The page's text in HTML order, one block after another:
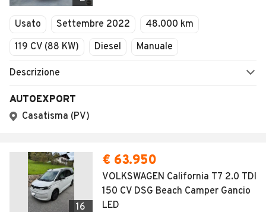
Usato Settembre 2022
48.000 km
119 CV (88 KW)
Diesel Manuale
Descrizione
AUTOEXPORT
Casatisma (PV)
16
€ 63.950
VOLKSWAGEN California T7 2.0 TDI
150 CV DSG Beach Camper Gancio
LED